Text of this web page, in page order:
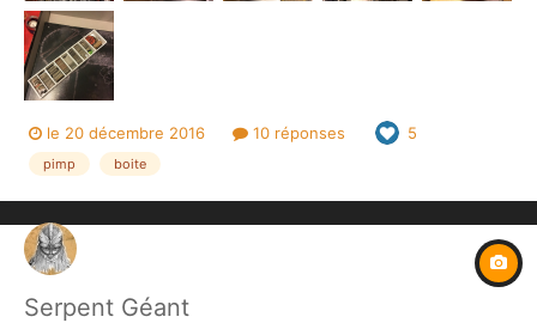
le 20 décembre 2016 10 réponses 5
pimp boite
Serpent Géant